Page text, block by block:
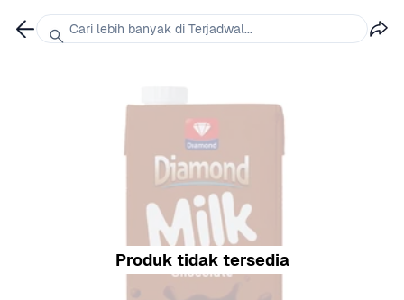
Produk tidak tersedia
Cari lebih banyak di Terjadwal...